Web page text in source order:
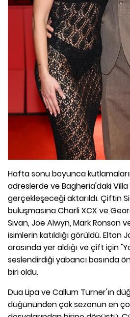
Hafta sonu boyunca
adreslerde ve Bagheria'daki
gerçekleşeceği aktarıldı. Çiftin
buluşmasına Charli XCX ve
Sivan, Joe Alwyn, Mark Ronson
isimlerin katıldığı görüldü.
arasında yer aldığı ve çift için
seslendirdiği yabancı basında
biri oldu.
Dua Lipa ve Callum Turner'ın
düğününden çok sezonun en